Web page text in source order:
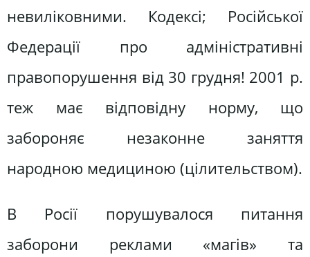
невиліковними. Кодексі; Російської
Федерації про адміністративні
правопорушення від 30 грудня! 2001 р.
теж має відповідну норму, що
забороняє незаконне заняття
народною медициною (цілительством).
В Росії порушувалося питання
заборони реклами «магів» та